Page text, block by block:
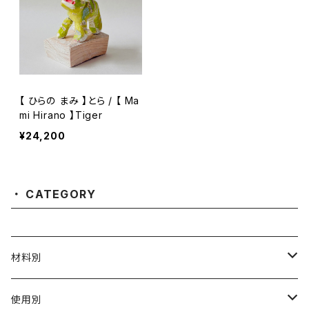
【 ひらの まみ 】とら / 【 Ma
mi Hirano 】Tiger
¥24,200
CATEGORY
材料別
陶磁器
使用別